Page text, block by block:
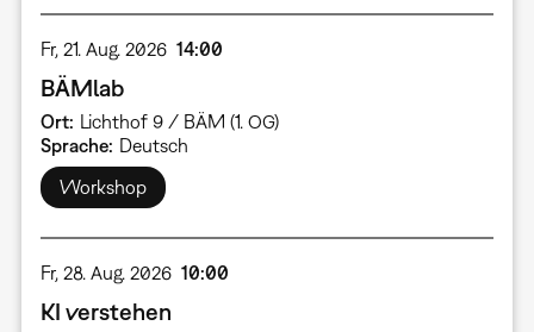
Fr, 21. Aug. 2026 14:00
BÄMlab
Ort Lichthof 9 / BÄM (1. OG)
Sprache Deutsch
Workshop
Fr, 28. Aug. 2026 10:00
KI verstehen